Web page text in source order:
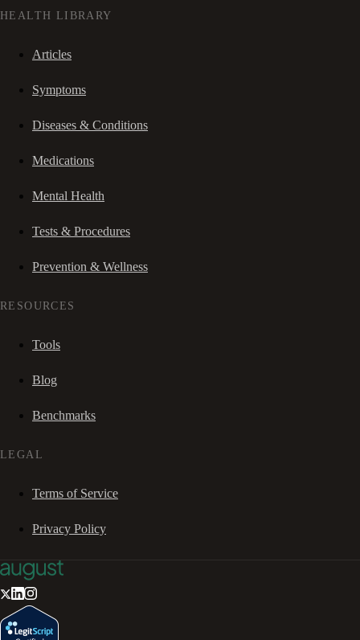
HEALTH LIBRARY
Articles
Symptoms
Diseases & Conditions
Medications
Mental Health
Tests & Procedures
Prevention & Wellness
RESOURCES
Tools
Blog
Benchmarks
LEGAL
Terms of Service
Privacy Policy